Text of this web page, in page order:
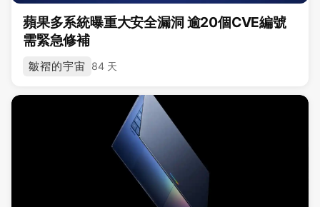
蘋果多系統曝重大安全漏洞 逾20個CVE編號
需緊急修補
皺褶的宇宙 84 天